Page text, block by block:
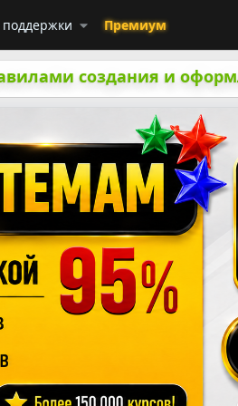
Премиум
создания и